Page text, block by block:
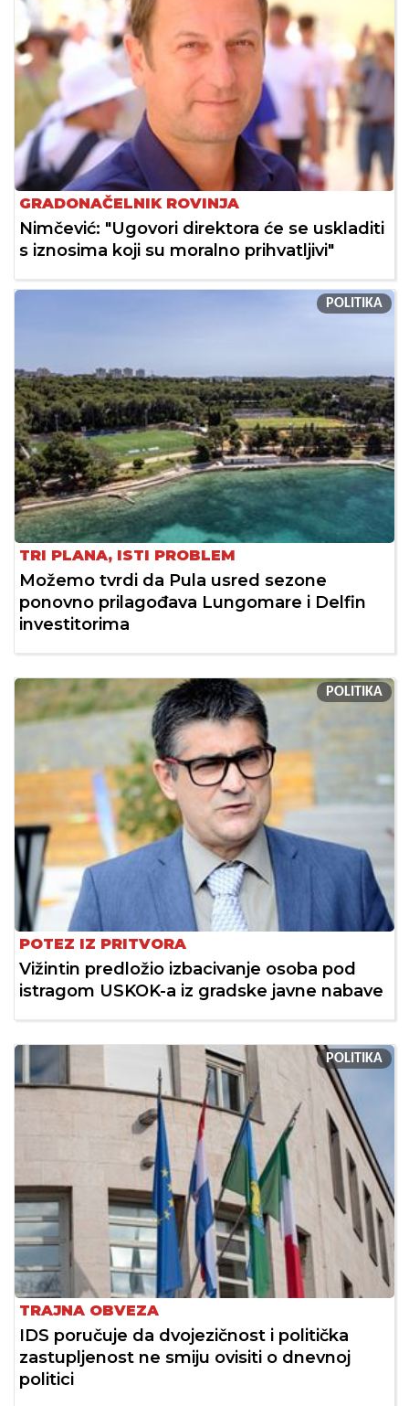
GRADONAČELNIK ROVINJA
Nimčević: "Ugovori direktora će se uskladiti
s iznosima koji su moralno prihvatljivi"
POLITIKA
TRI PLANA, ISTI PROBLEM
Možemo tvrdi da Pula usred sezone
ponovno prilagođava Lungomare i Delfin
investitorima
POLITIKA
POTEZ IZ PRITVORA
Vižintin predložio izbacivanje osoba pod
istragom USKOK-a iz gradske javne nabave
POLITIKA
TRAJNA OBVEZA
IDS poručuje da dvojezičnost i politička
zastupljenost ne smiju ovisiti o dnevnoj
politici